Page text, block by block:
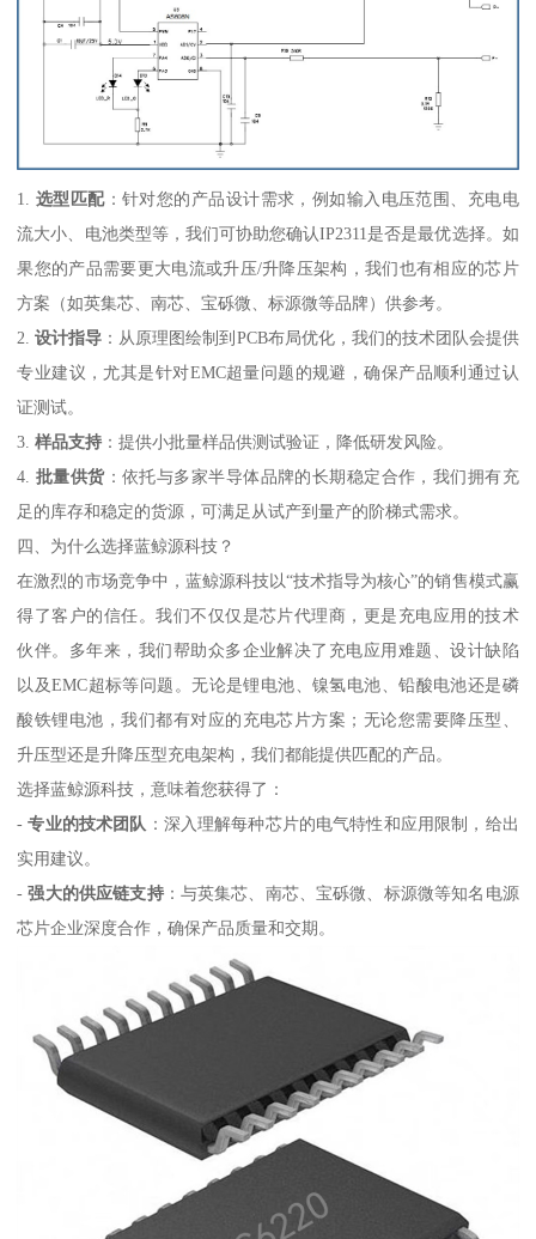
1. 选型匹配：针对您的产品设计需求，例如输入电压范围、充电电
流大小、电池类型等，我们可协助您确认IP2311是否是最优选择。如
果您的产品需要更大电流或升压/升降压架构，我们也有相应的芯片
方案（如英集芯、南芯、宝砾微、标源微等品牌）供参考。
2.设计指导 ：从原理图绘制到PCB布局优化，我们的技术团队会提供
专业建议，尤其是针对EMC超量问题的规避，确保产品顺利通过认
证测试。
3.样品支持 ：提供小批量样品供测试验证，降低研发风险。
4. 批量供货：依托与多家半导体品牌的长期稳定合作，我们拥有充
足的库存和稳定的货源，可满足从试产到量产的阶梯式需求。
四、为什么选择蓝鲸源科技？
在激烈的市场竞争中，蓝鲸源科技以“技术指导为核心”的销售模式赢
得了客户的信任。我们不仅仅是芯片代理商，更是充电应用的技术
伙伴。多年来，我们帮助众多企业解决了充电应用难题、设计缺陷
以及EMC超标等问题。无论是锂电池、镍氢电池、铅酸电池还是磷
酸铁锂电池，我们都有对应的充电芯片方案；无论您需要降压型、
升压型还是升降压型充电架构，我们都能提供匹配的产品。
选择蓝鲸源科技，意味着您获得了：
-专业的技术团队 ：深入理解每种芯片的电气特性和应用限制，给出
实用建议。
-强大的供应链支持：与英集芯、南芯、宝砾微、标源微等知名电源
芯片企业深度合作，确保产品质量和交期。